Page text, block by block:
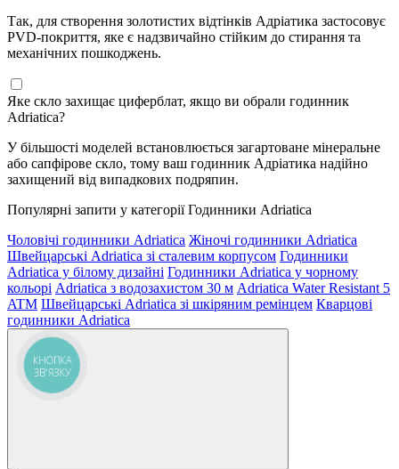
Так, для створення золотистих відтінків Адріатика застосовує
PVD-покриття, яке є надзвичайно стійким до стирання та
механічних пошкоджень.
Яке скло захищає циферблат, якщо ви обрали годинник
Adriatica?
У більшості моделей встановлюється загартоване мінеральне
або сапфірове скло, тому ваш годинник Адріатика надійно
захищений від випадкових подряпин.
Популярні запити у категорії Годинники Adriatica
Чоловічі годинники Adriatica Жіночі годинники Adriatica
Швейцарські Adriatica зі сталевим корпусом Годинники
Adriatica у білому дизайні Годинники Adriatica у чорному
кольорі Adriatica з водозахистом 30 м Adriatica Water Resistant 5
ATM Швейцарські Adriatica зі шкіряним ремінцем Кварцові
годинники Adriatica
КНОПКА
ЗВ'ЯЗКУ